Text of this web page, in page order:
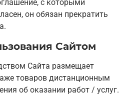
с которыми
он обязан прекратить
Сайтом
Сайта размещает
товаров дистанционным
об оказании работ / услуг.